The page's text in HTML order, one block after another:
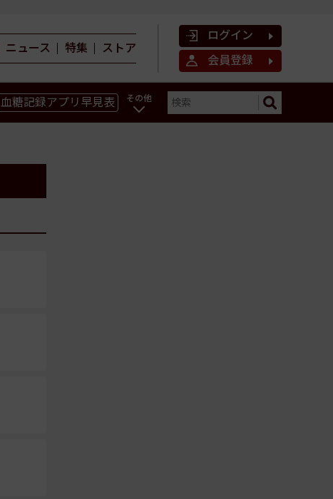
ニュース 特集 ストア
ログイン
会員登録
血糖記録アプリ早見表 その他